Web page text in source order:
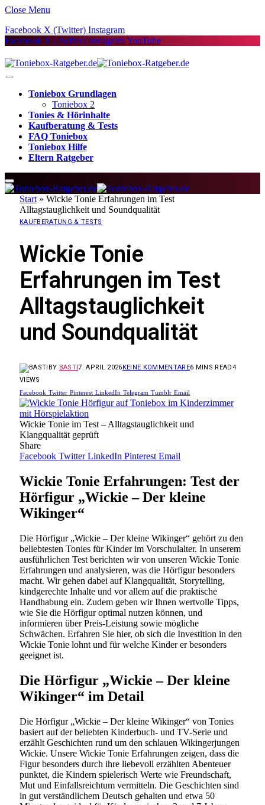
Close Menu
Facebook X (Twitter) Instagram
Facebook X (Twitter) InstagramYouTube
Toniebox Grundlagen
Toniebox 2
Tonies & Hörinhalte
Kaufberatung & Tests
FAQ Toniebox
Toniebox Hilfe
Eltern Ratgeber
Start » Wickie Tonie Erfahrungen im Test
Alltagstauglichkeit und Soundqualität
KAUFBERATUNG & TESTS
Wickie Tonie
Erfahrungen im Test
Alltagstauglichkeit
und Soundqualität
BY BASTI7. APRIL 2026KEINE KOMMENTARE6 MINS READ4
VIEWS
Facebook Twitter Pinterest LinkedIn Telegram Tumblr Email
Wickie Tonie im Test – Alltagstauglichkeit und
Klangqualität geprüft
Share
Facebook Twitter LinkedIn Pinterest Email
Wickie Tonie Erfahrungen: Test der
Hörfigur „Wickie – Der kleine
Wikinger“
Die Hörfigur „Wickie – Der kleine Wikinger“ gehört zu den
beliebtesten Tonies für Kinder im Vorschulalter. In unserem
ausführlichen Test berichten wir von unseren Wickie Tonie
Erfahrungen und analysieren, was die Hörfigur besonders
macht. Wir gehen dabei auf Klangqualität, Storytelling,
kindgerechte Inhalte und vor allem auf die praktische
Handhabung ein. Zudem geben wir Ihnen wertvolle Tipps,
wie Sie die Hörfigur optimal nutzen können, und
informieren über Preis-Leistung sowie mögliche
Schwächen. Erfahren Sie hier, ob sich die Investition in den
Wickie Tonie lohnt und für welche Kinder er besonders
geeignet ist.
Die Hörfigur „Wickie – Der kleine
Wikinger“ im Detail
Die Hörfigur „Wickie – Der kleine Wikinger“ von Tonies
basiert auf der beliebten Kinderbuch- und TV-Serie und
erzählt Geschichten rund um den schlauen Wikingerjungen
Wickie. Unsere Wickie Tonie Erfahrungen zeigen, dass die
Figur besonders durch ihre liebevoll erzählten Abenteuer
punktet, die Kindern spielerisch Werte wie Freundschaft,
Mut und Einfallsreichtum vermitteln. Die Geschichten sind
in gut verständlichem Deutsch gehalten und etwa 50